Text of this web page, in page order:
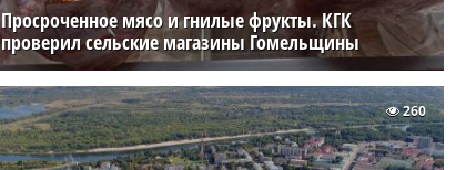
Просроченное мясо и гнилые фрукты. КГК
проверил сельские магазины Гомельщины
260